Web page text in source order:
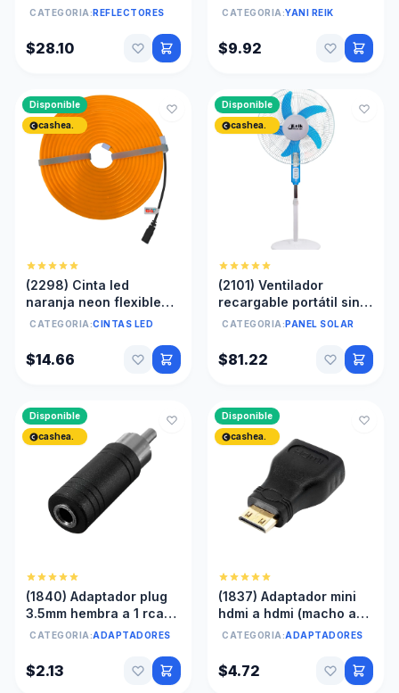
con panel solar gancho
CATEGORIA:REFLECTORES
$28.10
reik tipo apple YR-A8
CATEGORIA:YANI REIK
$9.92
Disponible
cashea.
(2298) Cinta led
naranja neon flexible
12V 5mts anti agua Sin
CATEGORIA:CINTAS LED
$14.66
Disponible
cashea.
(2101) Ventilador
recargable portátil sin
panel solar 16 pulgadas
CATEGORIA:PANEL SOLAR
$81.22
Disponible
cashea.
(1840) Adaptador plug
3.5mm hembra a 1 rca
macho
CATEGORIA:ADAPTADORES
$2.13
Disponible
cashea.
(1837) Adaptador mini
hdmi a hdmi (macho a
hembra)
CATEGORIA:ADAPTADORES
$4.72